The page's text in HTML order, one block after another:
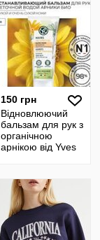
150 грн
Відновлюючий
бальзам для рук з
органічною
арнікою від Yves